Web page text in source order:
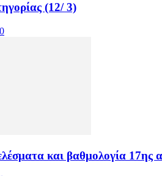
(12/ 3)
0
και βαθμολογία 17ης